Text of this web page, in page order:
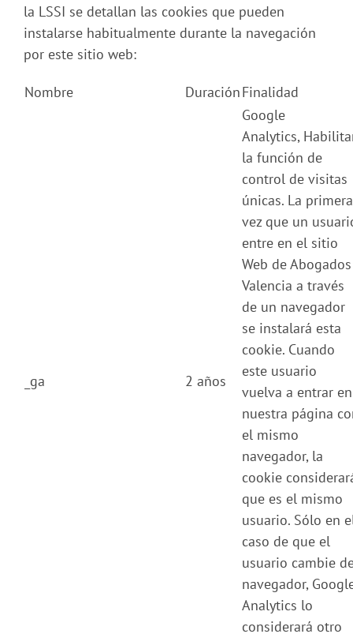
la LSSI se detallan las cookies que pueden
instalarse habitualmente durante la navegación
por este sitio web:
Nombre DuraciónFinalidad
_ga 2 años
Google
Analytics,
la función de
control de visitas
únicas. La primera
vez que un
entre en el sitio
Web de Abogados
Valencia a través
de un navegador
se instalará esta
cookie. Cuando
este usuario
vuelva a entrar en
nuestra página
el mismo
navegador, la
cookie
que es el mismo
usuario. Sólo en
caso de que el
usuario cambie
navegador,
Analytics lo
considerará otro